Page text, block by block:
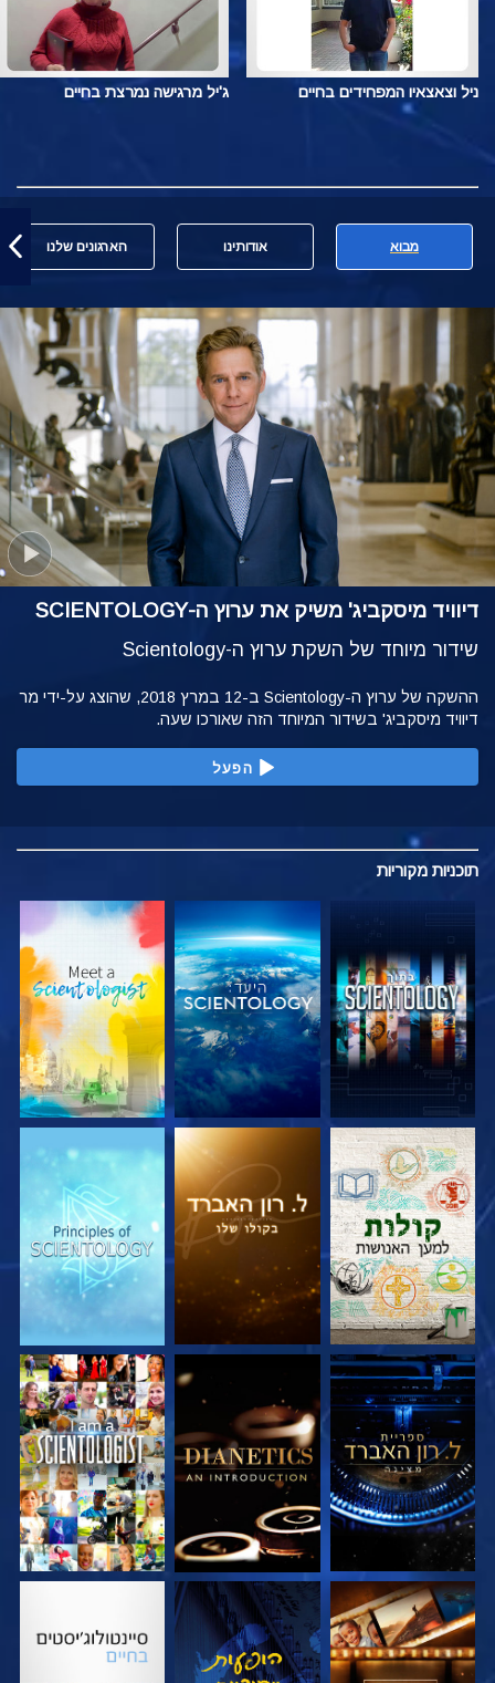
ניל וצאצאיו המפחידים בחיים ג'יל מרגישה נמרצת בחיים
מבוא אודותינו הארגונים שלנו
דיוויד מיסקביג' משיק את ערוץ ה-SCIENTOLOGY
שידור מיוחד של השקת ערוץ ה-Scientology
ההשקה של ערוץ ה-Scientology ב-12 במרץ 2018, שהוצג על-ידי מר
דיוויד מיסקביג' בשידור המיוחד הזה שאורכו שעה.
הפעל
תוכניות מקוריות
בדוק את הסדרה בדוק את הסדרה בדוק את הסדרה
בדוק את הסדרה בדוק את הסדרה צפה
בדוק את הסדרה צפה בדוק את הסדרה